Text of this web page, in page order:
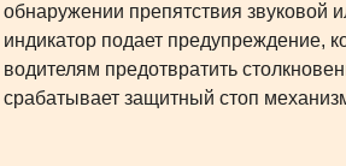
обнаружении препятствия звуковой
индикатор подает предупреждение,
водителям предотвратить
срабатывает защитный стоп